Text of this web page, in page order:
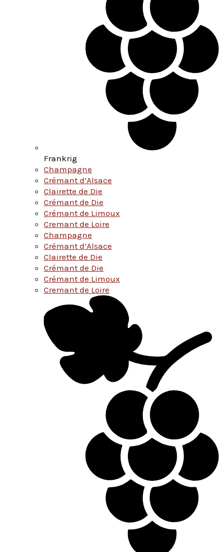
Frankrig
Champagne
Crémant d’Alsace
Clairette de Die
Crémant de Die
Crémant de Limoux
Cremant de Loire
Champagne
Crémant d’Alsace
Clairette de Die
Crémant de Die
Crémant de Limoux
Cremant de Loire